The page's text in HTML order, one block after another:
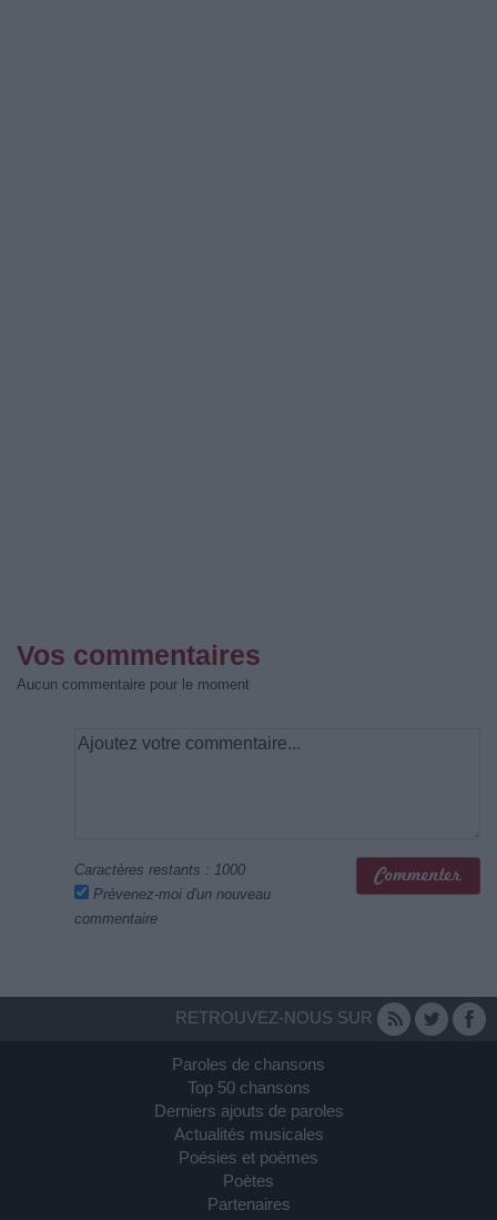
Vos commentaires
Aucun commentaire pour le moment
Caractères restants : 1000
Prévenez-moi d'un nouveau
commentaire
RETROUVEZ-NOUS SUR
Paroles de chansons
Top 50 chansons
Derniers ajouts de paroles
Actualités musicales
Poésies et poèmes
Poètes
Partenaires